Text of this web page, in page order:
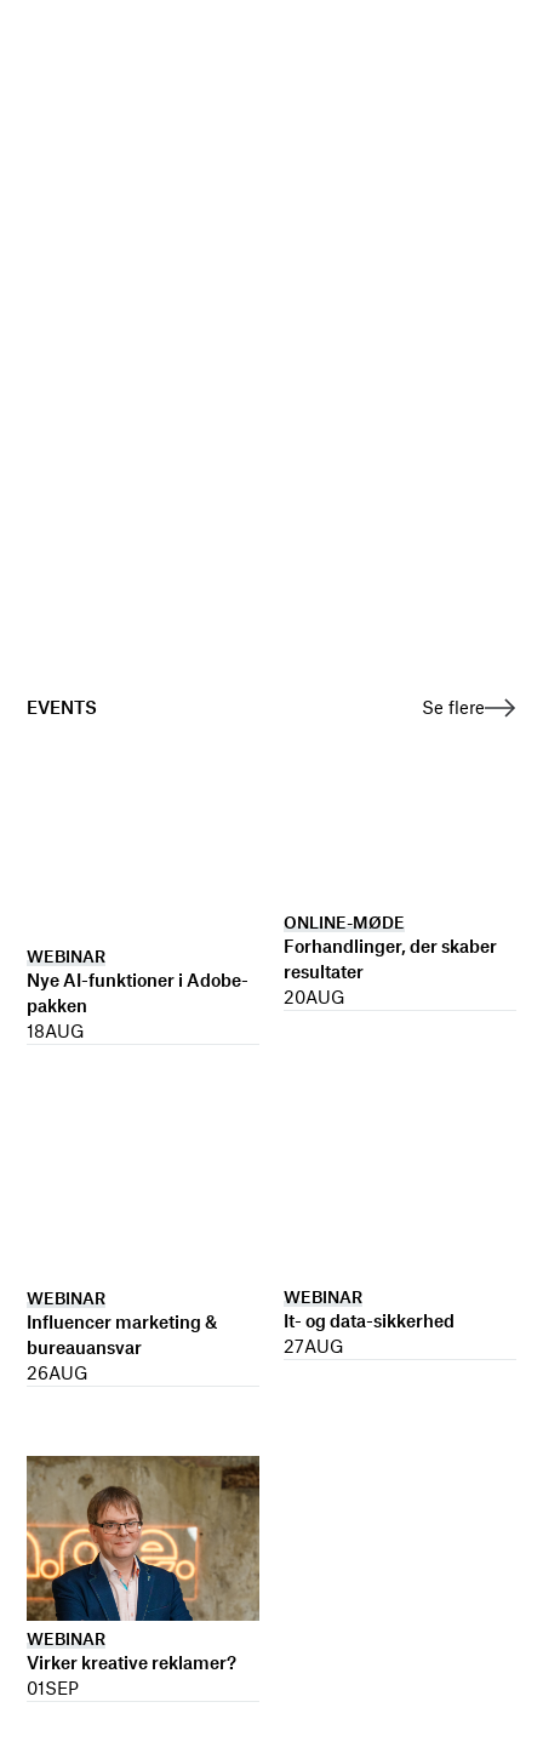
EVENTS Se flere
WEBINAR
Nye AI-funktioner i Adobe-
pakken
18AUG
ONLINE-MØDE
Forhandlinger, der skaber
resultater
20AUG
WEBINAR
Influencer marketing &
bureauansvar
26AUG
WEBINAR
It- og data-sikkerhed
27AUG
WEBINAR
Virker kreative reklamer?
01SEP